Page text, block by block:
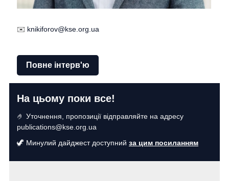
✉️ knikiforov@kse.org.ua
Повне інтерв'ю
На цьому поки все!
🤌 Уточнення, пропозиції відправляйте на адресу
publications@kse.org.ua
🦖 Минулий дайджест доступний за цим посиланням